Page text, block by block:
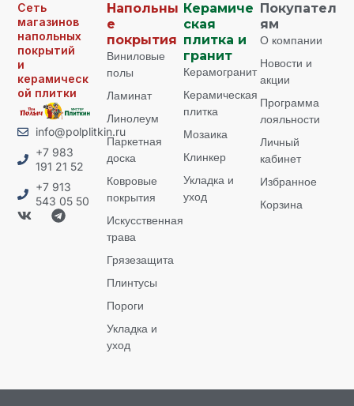
Сеть
магазинов
напольных
покрытий
и
керамическ
ой плитки
info@polplitkin.ru
+7 983
191 21 52
+7 913
543 05 50
Напольны
е
покрытия
Виниловые
полы
Ламинат
Линолеум
Паркетная
доска
Ковровые
покрытия
Искусственная
трава
Грязезащита
Плинтусы
Пороги
Укладка и
уход
Керамиче
ская
плитка и
гранит
Керамогранит
Керамическая
плитка
Мозаика
Клинкер
Укладка и
уход
Покупател
ям
О компании
Новости и
акции
Программа
лояльности
Личный
кабинет
Избранное
Корзина